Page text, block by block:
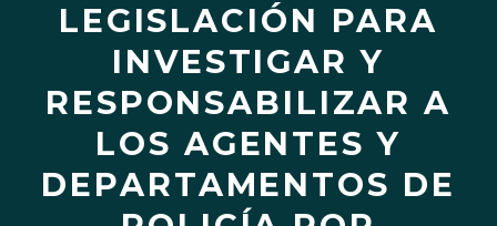
LEGISLACIÓN PARA
INVESTIGAR Y
RESPONSABILIZAR A
LOS AGENTES Y
DEPARTAMENTOS DE